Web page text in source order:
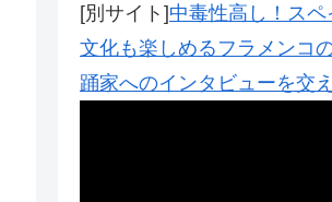
[別サイト]中毒性高し！ス
文化も楽しめるフラメンコ
踊家へのインタビューを交